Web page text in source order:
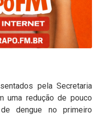
pela Secretaria
uma redução de pouco
dengue no primeiro